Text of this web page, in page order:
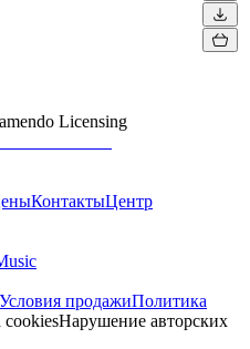
Licensing
КонтактыЦентр
Условия продажиПолитика
Нарушение авторских